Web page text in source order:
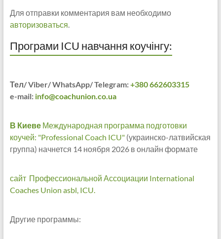
Для отправки комментария вам необходимо
авторизоваться.
Програми ICU навчання коучінгу:
Тел/ Viber/ WhatsApp/ Telegram:+380 662603315
e-mail: info@coachunion.co.ua
В КиевеМеждународная программа подготовки
коучей: "Professional Coach ICU"(украинско-латвийская
группа) начнется 14 ноября 2026 в онлайн формате
сайт Профессиональной Ассоциации International
Coaches Union asbl, ICU.
Другие программы: